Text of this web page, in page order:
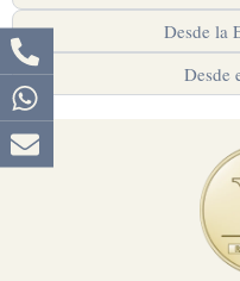
Desde la
Desde